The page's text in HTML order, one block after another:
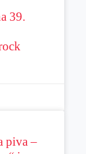
39.
piva –